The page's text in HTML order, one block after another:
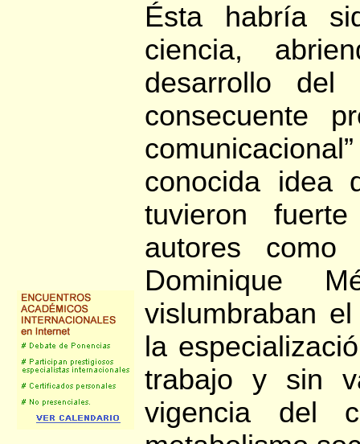
Ésta habría
ciencia,
desarrollo
consecuente
conocida idea
tuvieron
autores como
Dominique
vislumbraban
la
trabajo y sin
vigencia del